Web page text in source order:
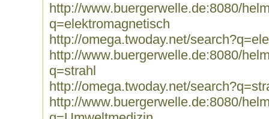
http://www.buergerwelle.de:8080/
q=elektromagnetisch
http://omega.twoday.net/
http://www.buergerwelle.de:8080/
q=strahl
http://omega.twoday.net/
http://www.buergerwelle.de:8080/